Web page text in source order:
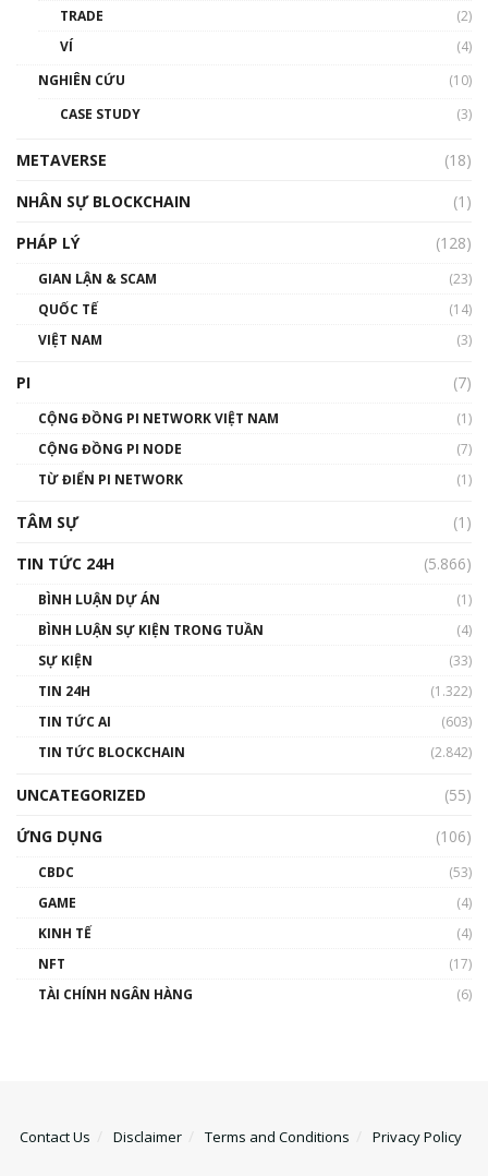
01:32:59
gió ấm
Talkshow 14: MemeCoin – Trò đùa tỷ đô
01:29:26
TRADE
(2)
VÍ
(4)
NGHIÊN CỨU
(10)
CASE STUDY
(3)
METAVERSE
(18)
NHÂN SỰ BLOCKCHAIN
(1)
PHÁP LÝ
(128)
GIAN LẬN & SCAM
(23)
QUỐC TẾ
(14)
VIỆT NAM
(3)
PI (7)
CỘNG ĐỒNG PI NETWORK VIỆT NAM
(1)
CỘNG ĐỒNG PI NODE
(7)
TỪ ĐIỂN PI NETWORK
(1)
TÂM SỰ
(1)
TIN TỨC 24H
(5.866)
BÌNH LUẬN DỰ ÁN
(1)
BÌNH LUẬN SỰ KIỆN TRONG TUẦN
(4)
SỰ KIỆN
(33)
TIN 24H
(1.322)
TIN TỨC AI
(603)
TIN TỨC BLOCKCHAIN
(2.842)
UNCATEGORIZED
(55)
ỨNG DỤNG
(106)
CBDC
(53)
GAME
(4)
KINH TẾ
(4)
NFT
(17)
TÀI CHÍNH NGÂN HÀNG
(6)
Contact Us Disclaimer Terms and Conditions Privacy Policy